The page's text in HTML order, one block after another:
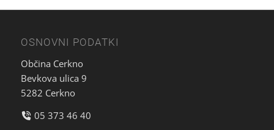
OSNOVNI PODATKI
Občina Cerkno
Bevkova ulica 9
5282 Cerkno
05 373 46 40